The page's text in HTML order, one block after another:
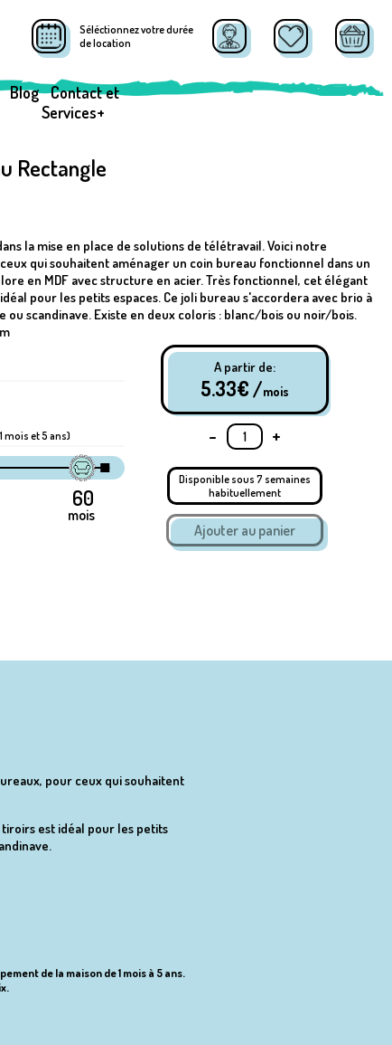
Séléctionnez votre durée
de location
Blog Contact et
Services+
Rectangle
la mise en place de solutions de télétravail. Voici notre
qui souhaitent aménager un coin bureau fonctionnel dans un
en MDF avec structure en acier. Très fonctionnel, cet élégant
pour les petits espaces. Ce joli bureau s'accordera avec brio à
scandinave. Existe en deux coloris : blanc/bois ou noir/bois.
mois et 5 ans)
mois
A partir de:
5.33€ /mois
- +
Disponible sous 7 semaines
habituellement
pour ceux qui souhaitent
est idéal pour les petits
de la maison de 1 mois à 5 ans.